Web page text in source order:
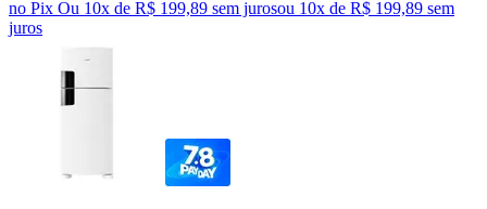
no Pix Ou 10x de R$ 199,89 sem jurosou 10x de R$ 199,89 sem
juros